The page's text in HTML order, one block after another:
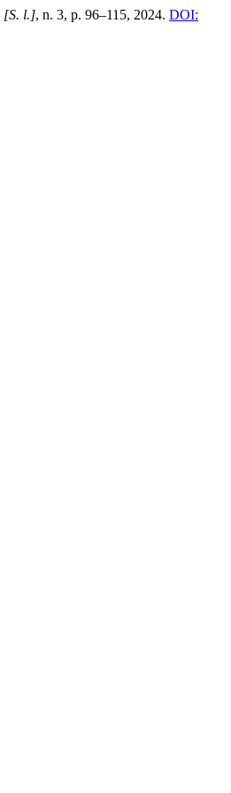
[S. l.], n. 3, p. 96–115, 2024. DOI: